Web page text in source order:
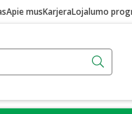
Apie musKarjeraLojalumo